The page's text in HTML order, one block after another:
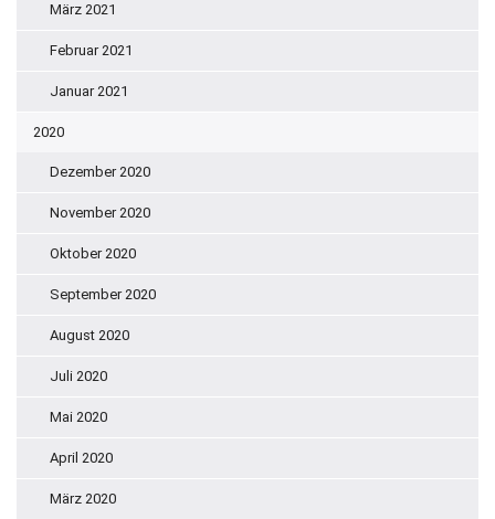
März 2021
Februar 2021
Januar 2021
2020
Dezember 2020
November 2020
Oktober 2020
September 2020
August 2020
Juli 2020
Mai 2020
April 2020
März 2020